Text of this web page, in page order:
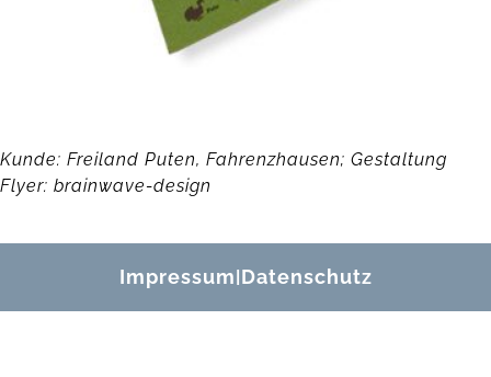
Kunde: Freiland Puten, Fahrenzhausen; Gestaltung
Flyer: brainwave-design
Impressum|Datenschutz